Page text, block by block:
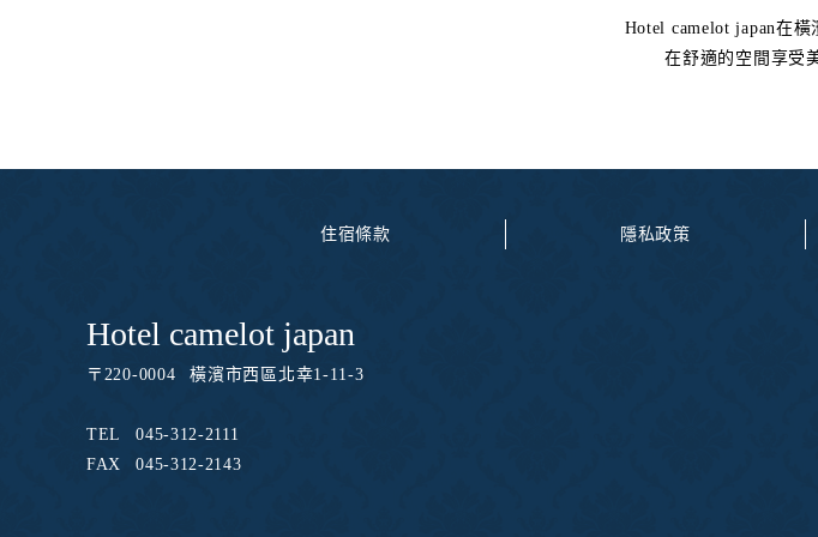
Hotel camelot japan在橫
在舒適的空間享受
住宿條款 隱私政策
Hotel camelot japan
〒 220-0004 橫濱市西區北幸1-11-3
TEL
045-312-2111
FAX
045-312-2143